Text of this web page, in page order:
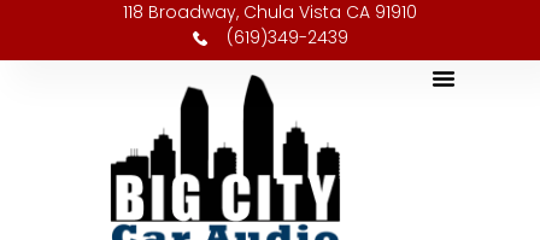
118 Broadway, Chula Vista CA 91910
(619)349-2439